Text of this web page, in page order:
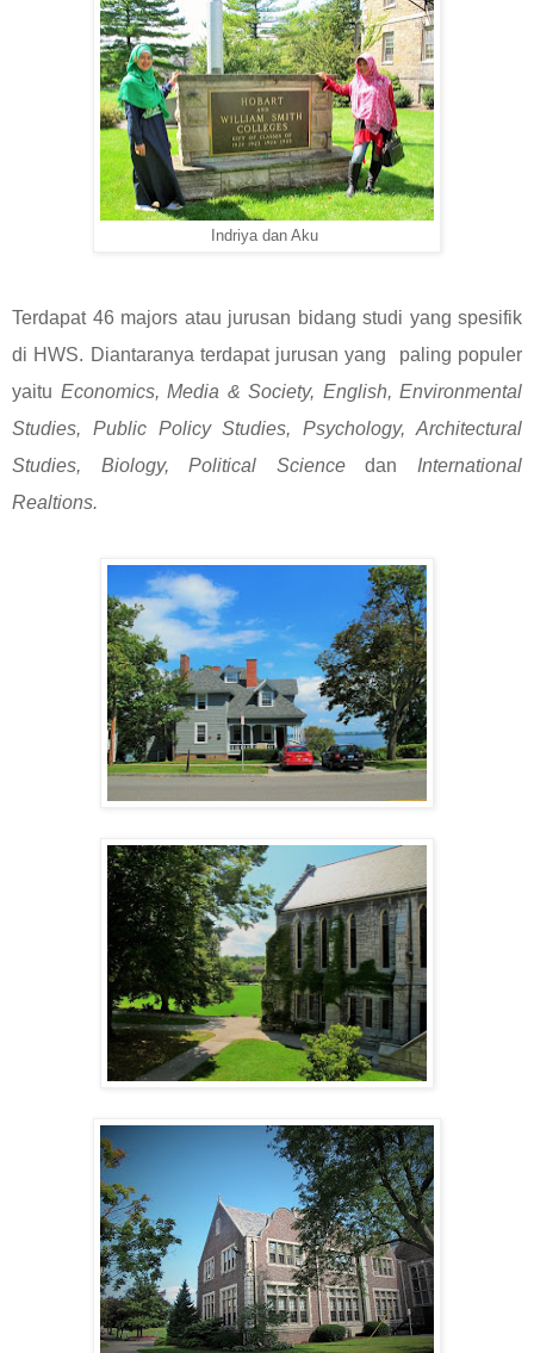
Indriya dan Aku
Terdapat 46 majors atau jurusan bidang studi yang spesifik
di HWS. Diantaranya terdapat jurusan yang paling populer
yaitu Economics, Media & Society, English, Environmental
Studies, Public Policy Studies, Psychology, Architectural
Studies, Biology, Political Sciencedan International
Realtions.